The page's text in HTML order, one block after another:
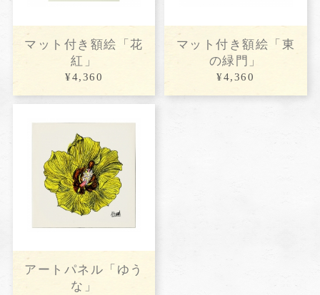
マット付き額絵「花
紅」
¥4,360
マット付き額絵「東
の緑門」
¥4,360
アートパネル「ゆう
な」